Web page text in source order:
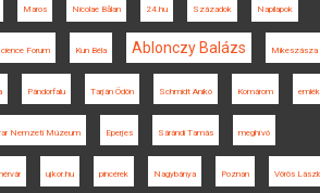
Maros Nicolae Bălan 24.hu Századok Napilapok
Forum Kun Béla Ablonczy Balázs Mikeszásza
Pándorfalu Tarján Ödön Schmidt Anikó Komárom
Nemzeti Múzeum Eperjes Sárándi Tamás meghívó
ujkor.hu pincérek Nagybánya Poznan Vörös